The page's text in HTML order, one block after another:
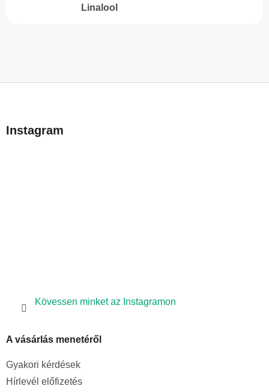
Linalool
Instagram
Kövessen minket az Instagramon
A vásárlás menetéről
Gyakori kérdések
Hírlevél előfizetés